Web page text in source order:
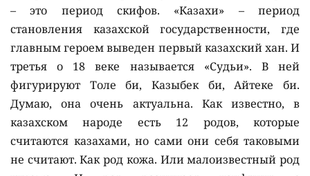
– это период скифов. «Казахи» – период
становления казахской государственности, где
главным героем выведен первый казахский хан. И
третья о 18 веке называется «Судьи». В ней
фигурируют Толе би, Казыбек би, Айтеке би.
Думаю, она очень актуальна. Как известно, в
казахском народе есть 12 родов, которые
считаются казахами, но сами они себя таковыми
не считают. Как род кожа. Или малоизвестный род